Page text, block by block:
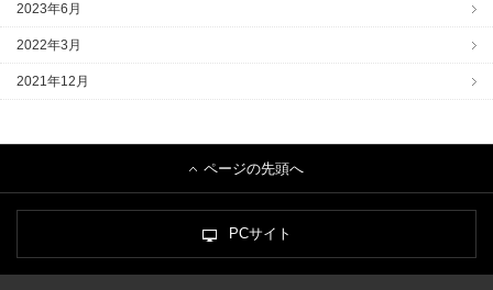
2023年6月
2022年3月
2021年12月
ページの先頭へ
PCサイト